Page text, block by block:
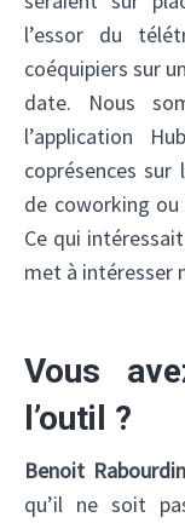
l’essor du
coéquipiers sur
date. Nous
l’application
coprésences
de coworking
Ce qui
met à intéresser
Vous
l’outil ?
Benoit Rabourdin
qu’il ne soit